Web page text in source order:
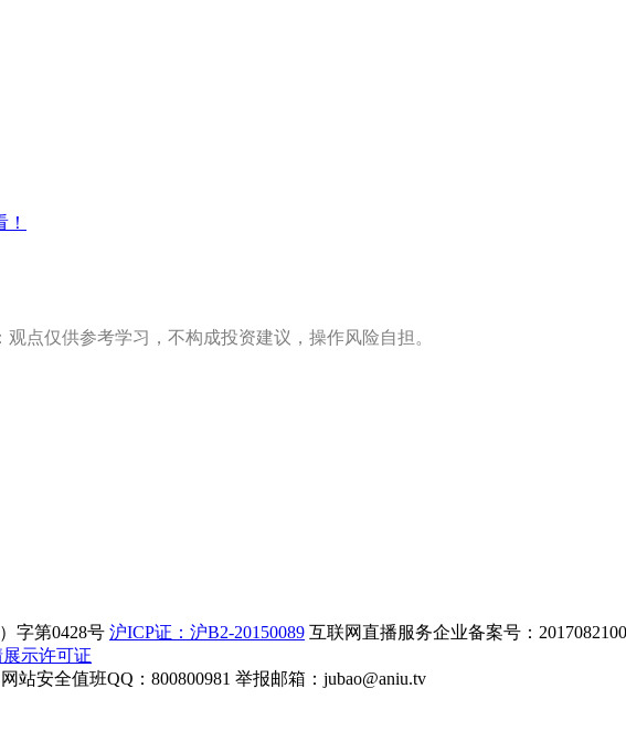
观点仅供参考学习，不构成投资建议，操作风险自担。
字第0428号 沪ICP证：沪B2-20150089 互联网直播服务企业备案号：
示许可证
网站安全值班QQ：800800981 举报邮箱： jubao@aniu.tv